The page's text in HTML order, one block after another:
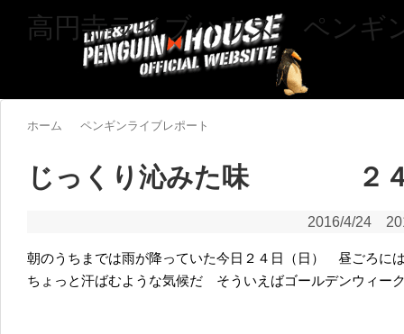
高円寺ライブハウス ペンギ
ホーム ペンギンライブレポート
じっくり沁みた味 ２
2016/4/24
朝のうちまでは雨が降っていた今日２４日（日） 昼ごろに
ちょっと汗ばむような気候だ そういえばゴールデンウィー